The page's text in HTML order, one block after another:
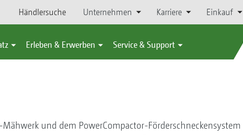
Händlersuche Unternehmen Karriere Einkauf
Erleben & Erwerben Service & Support
und dem PowerCompactor-Förderschneckensystem